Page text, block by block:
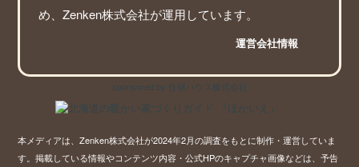
め、Zenken株式会社が運用しています。
運営会社情報
sponsored by 住研ハウス株式会社
本メディアは、Zenken株式会社が2024年2月の調査をもとに制作・運営していま
す。掲載している情報やコンテンツ内容・公式HPのキャプチャ画像などは、予告